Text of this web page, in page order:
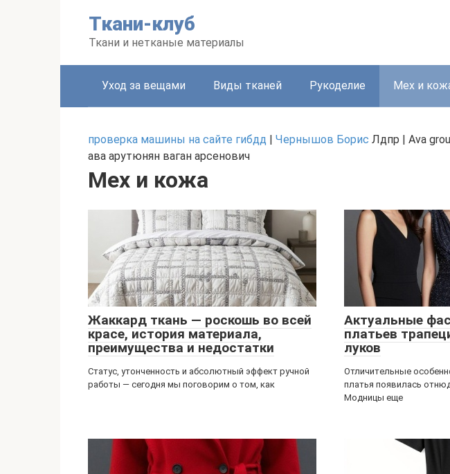
Ткани-клуб
Ткани и нетканые материалы
Уход за вещами Виды тканей Рукоделие Мех и
проверка машины на сайте гибдд | Чернышов Борис Лдпр | Ava
ава арутюнян ваган арсенович
Мех и кожа
Жаккард ткань — роскошь во всей
красе, история материала,
преимущества и недостатки
Статус, утонченность и абсолютный эффект ручной
работы — сегодня мы поговорим о том, как
Актуальные
платьев
луков
Отличительные
платья появилась
Модницы еще